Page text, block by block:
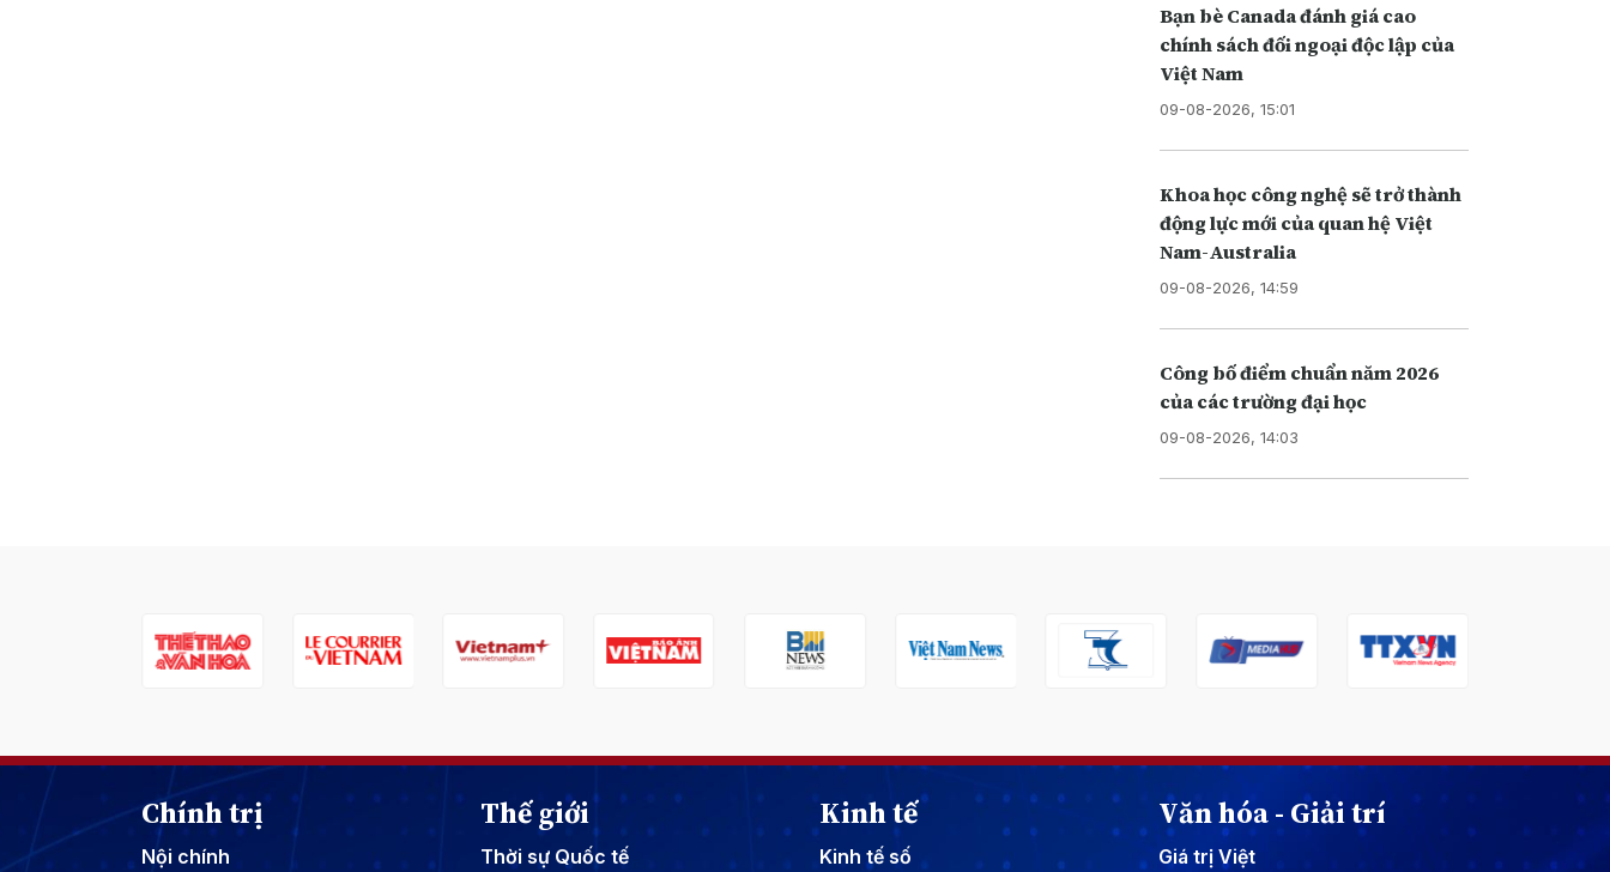
Bạn bè Canada đánh giá cao
chính sách đối ngoại độc lập của
Việt Nam
09-08-2026, 15:01
Khoa học công nghệ sẽ trở thành
động lực mới của quan hệ Việt
Nam-Australia
09-08-2026, 14:59
Công bố điểm chuẩn năm 2026
của các trường đại học
09-08-2026, 14:03
Chính trị
Nội chính
Thế giới
Thời sự Quốc tế
Kinh tế
Kinh tế số
Văn hóa - Giải trí
Giá trị Việt